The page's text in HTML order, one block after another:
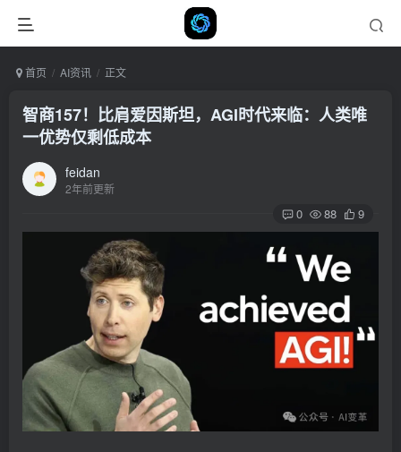
首页 AI资讯 正文
智商157！比肩爱因斯坦，AGI时代来临：人类唯
一优势仅剩低成本
feidan
2年前更新
0 88 9